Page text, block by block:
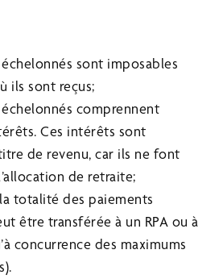
sont imposables
ils sont reçus;
comprennent
Ces intérêts sont
de revenu, car ils ne font
de retraite;
totalité des paiements
être transférée à un RPA ou à
concurrence des maximums